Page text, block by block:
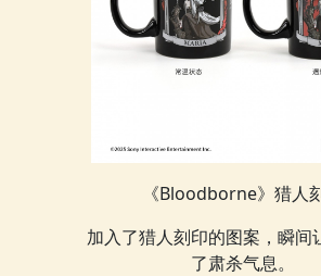
《Bloodborne》猎人
加入了猎人刻印的图案，瞬间
了肃杀气息。